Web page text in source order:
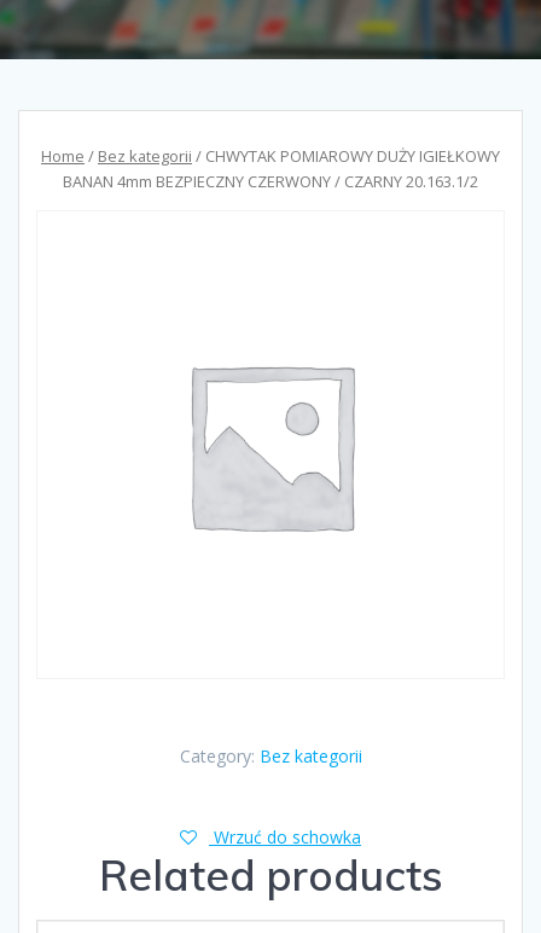
Home / Bez kategorii / CHWYTAK POMIAROWY DUŻY IGIEŁKOWY
BANAN 4mm BEZPIECZNY CZERWONY / CZARNY 20.163.1/2
Category: Bez kategorii
Wrzuć do schowka
Related products